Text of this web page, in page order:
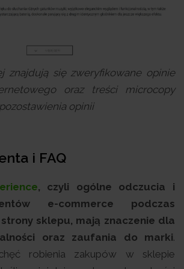
znajdują się zweryfikowane opinie
oraz treści microcopy
opinii
i FAQ
, czyli ogólne odczucia i
e-commerce podczas
sklepu, mają znaczenie dla
oraz zaufania do marki.
robienia zakupów w sklepie